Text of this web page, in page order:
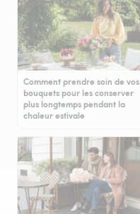
Comment prendre soin de vos
bouquets pour les conserver
plus longtemps pendant la
chaleur estivale